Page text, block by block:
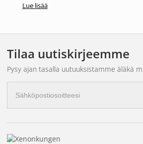
Alhainen virrankulutus
Muuta / tärkeää tietoa
5 vuoden takuu
Tarkoitettu perään (valkoinen valo)
Lue lisää
Tilaa uutiskirjeemme
Pysy ajan tasalla uutuuksistamme äläkä